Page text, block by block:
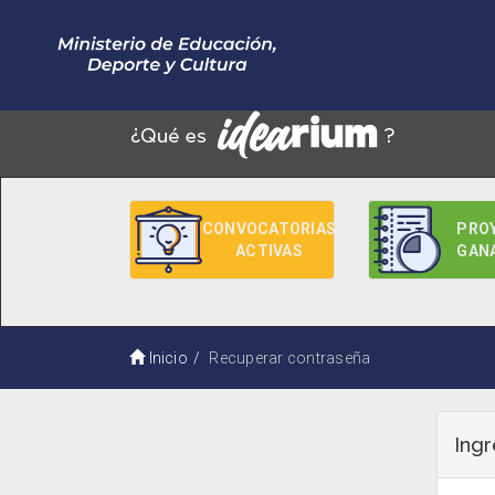
CONVOCATORIAS
ACTIVAS
Inicio Recuperar contraseña